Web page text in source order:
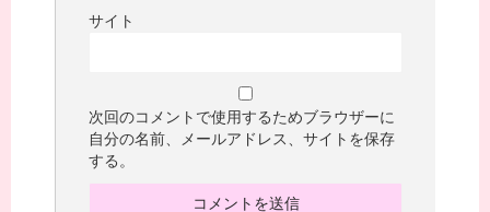
サイト
次回のコメントで使用するためブラウザーに
自分の名前、メールアドレス、サイトを保存
する。